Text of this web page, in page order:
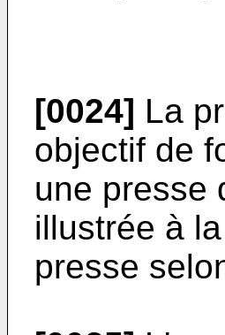
[0024] La
objectif de
une presse
illustrée à
presse